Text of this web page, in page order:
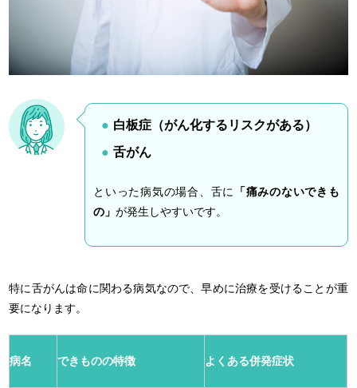
白板症（がん化するリスクがある）
舌がん
といった病気の場合、舌に
「痛みのないできも
の」が発生しやすいです。
特に舌がんは命に関わる病気なので、早めに治療を受けることが重
要になります。
病名 できものの特徴 よくある併発症状